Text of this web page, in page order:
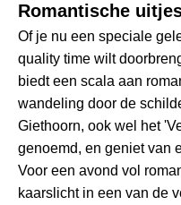
Romantische
Of je nu een speciale
quality time wilt
biedt een scala aan
wandeling door de
Giethoorn, ook wel het
genoemd, en geniet van
Voor een avond vol
kaarslicht in een van de